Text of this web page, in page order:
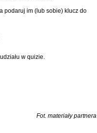
podaruj im (lub sobie) klucz do
w quizie.
Fot. materiały partnera